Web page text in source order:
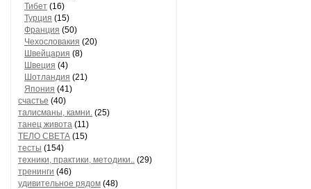
Тибет (16)
Турция (15)
Франция (50)
Чехословакия (20)
Швейцария (8)
Швеция (4)
Шотландия (21)
Япония (41)
счастье (40)
талисманы, камни. (25)
танец живота (11)
ТЕЛО СВЕТА (15)
тесты (154)
техники, практики, методики.. (29)
тренинги (46)
удивительное рядом (48)